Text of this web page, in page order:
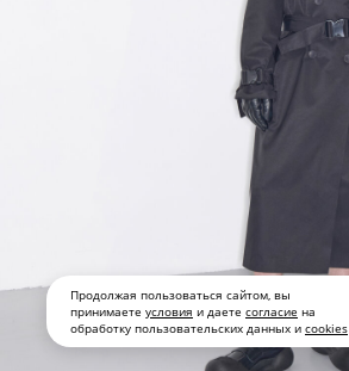
Продолжая пользоваться сайтом, вы
принимаете условия и даете согласие на
обработку пользовательских данных и cookies